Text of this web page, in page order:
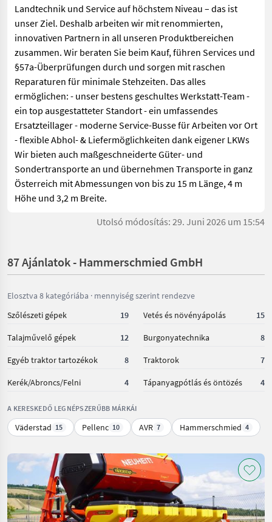
Landtechnik und Service auf höchstem Niveau – das ist
unser Ziel. Deshalb arbeiten wir mit renommierten,
innovativen Partnern in all unseren Produktbereichen
zusammen. Wir beraten Sie beim Kauf, führen Services und
§57a-Überprüfungen durch und sorgen mit raschen
Reparaturen für minimale Stehzeiten. Das alles
ermöglichen: - unser bestens geschultes Werkstatt-Team -
ein top ausgestatteter Standort - ein umfassendes
Ersatzteillager - moderne Service-Busse für Arbeiten vor Ort
- flexible Abhol- & Liefermöglichkeiten dank eigener LKWs
Wir bieten auch maßgeschneiderte Güter- und
Sondertransporte an und übernehmen Transporte in ganz
Österreich mit Abmessungen von bis zu 15 m Länge, 4 m
Höhe und 3,2 m Breite.
Utolsó módosítás: 29. Juni 2026 um 15:54
87 Ajánlatok - Hammerschmied GmbH
Elosztva 8 kategóriába · mennyiség szerint rendezve
Szőlészeti gépek
19 Vetés és növényápolás 15
Talajművelő gépek 12 Burgonyatechnika 8
Egyéb traktor tartozékok 8 Traktorok 7
Kerék/Abroncs/Felni 4 Tápanyagpótlás és öntözés 4
A KERESKEDŐ LEGNÉPSZERŰBB MÁRKÁI
Väderstad 15 Pellenc 10 AVR 7 Hammerschmied 4